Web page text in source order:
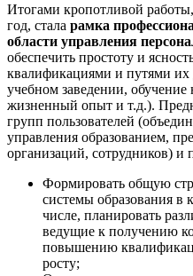
Итогами кропотливой
год, стала рамка
области управления
обеспечить простоту и
квалификациями и путями их
учебном заведении,
жизненный опыт и т.д.).
групп пользователей
управления образованием,
организаций, сотрудников) и
Формировать общую
системы образования в
числе, планировать
ведущие к получению
повышению
росту;